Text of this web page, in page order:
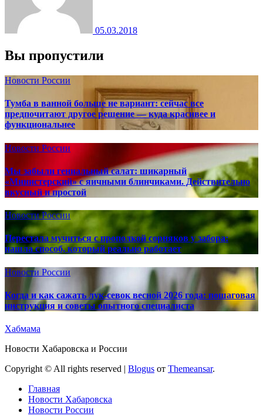
05.03.2018
Вы пропустили
Новости России
Тумба в ванной больше не вариант: сейчас все
предпочитают другое решение — куда красивее и
функциональнее
Новости России
Мы забыли гениальный салат: шикарный
«Министерский» с яичными блинчиками. Действительно
вкусный и простой
Новости России
Перестала мучиться с прополкой сорняков у забора:
нашла способ, который реально работает
Новости России
Когда и как сажать лук-севок весной 2026 года: пошаговая
инструкция и советы опытного специалиста
Хабмама
Новости Хабаровска и России
Copyright © All rights reserved | Blogus от Themeansar.
Главная
Новости Хабаровска
Новости России